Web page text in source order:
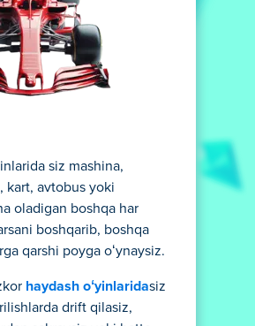
siz mashina,
kart, avtobus yoki
oladigan boshqa har
boshqarib, boshqa
qarshi poyga oʻynaysiz.
haydash oʻyinlaridasiz
drift qilasiz,